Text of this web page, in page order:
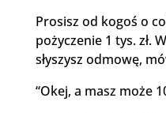
Prosisz od kogoś o
pożyczenie 1 tys. zł.
słyszysz odmowę,
“Okej, a masz może